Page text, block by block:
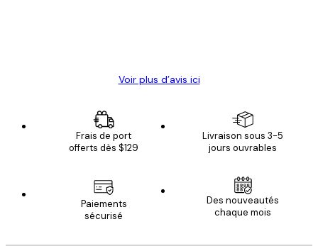
Voir plus d’avis ici
Frais de port
offerts dès $129
Livraison sous 3-5
jours ouvrables
Paiements
sécurisé
Des nouveautés
chaque mois